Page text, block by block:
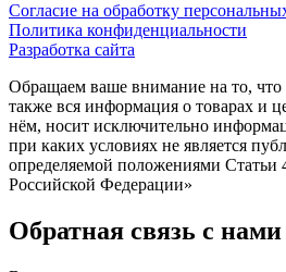
Согласие на обработку
Политика конфиденциальности
Разработка сайта
Обращаем ваше внимание на то, что
также вся информация о товарах и
нём, носит исключительно
при каких условиях не является
определяемой положениями Статьи
Российской Федерации»
Обратная связь с нами